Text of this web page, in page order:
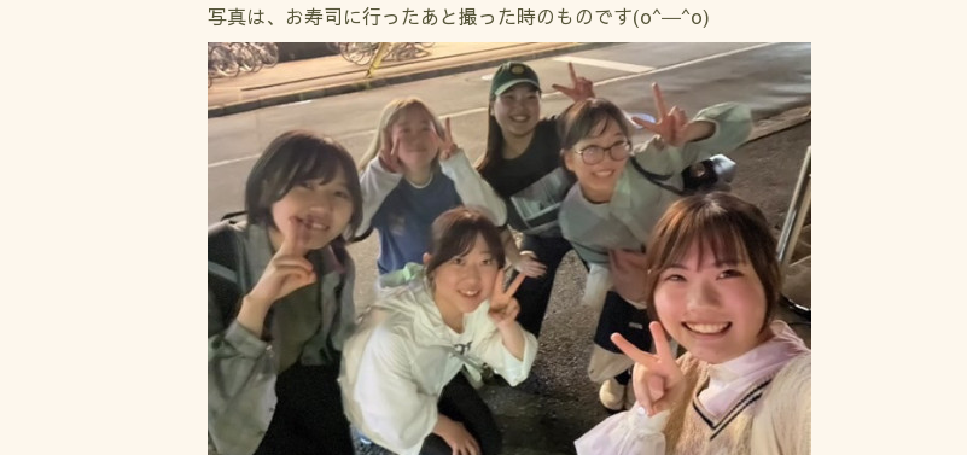
写真は、お寿司に行ったあと撮った時のものです(o^―^o)